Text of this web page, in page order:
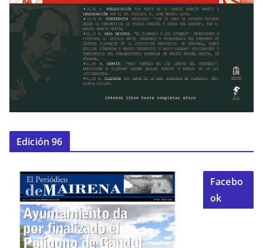
Edición 96
Facebo
ok